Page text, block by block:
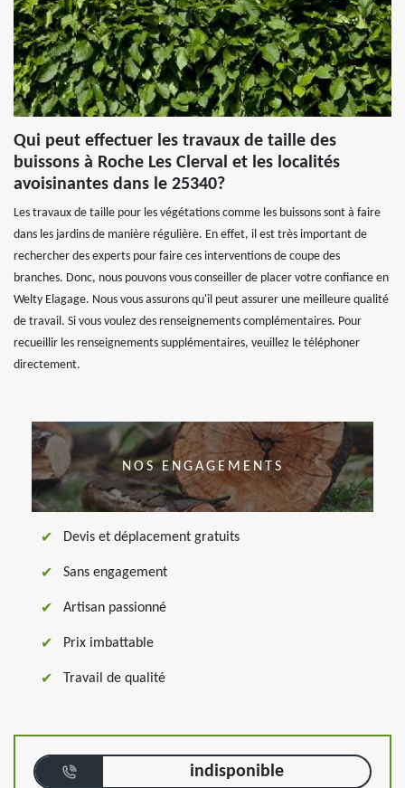
Qui peut effectuer les travaux de taille des
buissons à Roche Les Clerval et les localités
avoisinantes dans le 25340?
Les travaux de taille pour les végétations comme les buissons sont à faire
dans les jardins de manière régulière. En effet, il est très important de
rechercher des experts pour faire ces interventions de coupe des
branches. Donc, nous pouvons vous conseiller de placer votre confiance en
Welty Elagage. Nous vous assurons qu'il peut assurer une meilleure qualité
de travail. Si vous voulez des renseignements complémentaires. Pour
recueillir les renseignements supplémentaires, veuillez le téléphoner
directement.
NOS ENGAGEMENTS
Devis et déplacement gratuits
Sans engagement
Artisan passionné
Prix imbattable
Travail de qualité
indisponible